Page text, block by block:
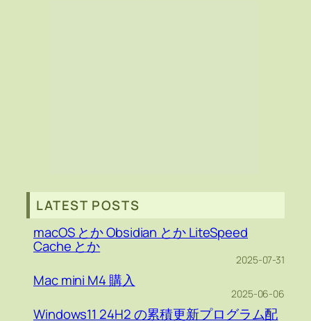
LATEST POSTS
macOS とか Obsidian とか LiteSpeed
Cache とか
2025-07-31
Mac mini M4 購入
2025-06-06
Windows11 24H2 の累積更新プログラム配